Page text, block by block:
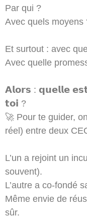
Par qui ?
Avec quels moyens
Et surtout : avec
Avec quelle
𝗔𝗹𝗼𝗿𝘀 : 𝗾𝘂𝗲𝗹𝗹𝗲
𝘁𝗼𝗶 ?
🚀 Pour te guider,
réel) entre deux
L’un a rejoint un
souvent).
L’autre a co-fondé
Même envie de
sûr.